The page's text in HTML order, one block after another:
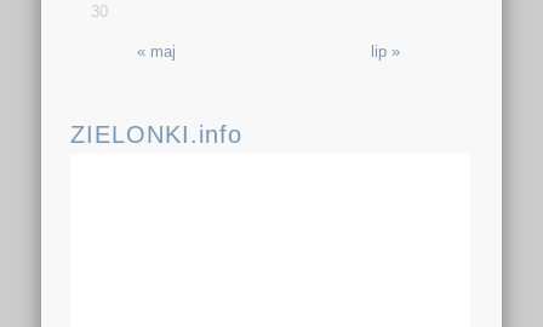
« maj lip »
30
ZIELONKI.info